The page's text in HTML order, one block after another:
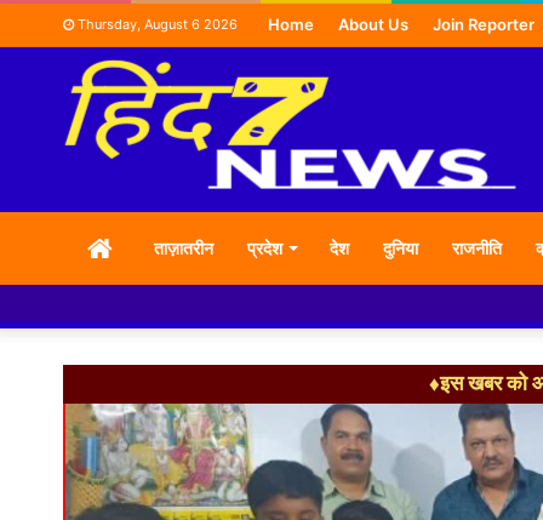
Thursday, August 6 2026 Home About Us Join Reporter
HOMEताज़ातरीन प्रदेश देश दुनिया राजनीति
♦इस खबर को